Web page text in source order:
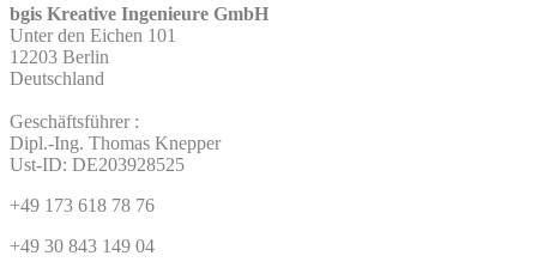
bgis Kreative Ingenieure GmbH
Unter den Eichen 101
12203 Berlin
Deutschland
Geschäftsführer :
Dipl.-Ing. Thomas Knepper
Ust-ID: DE203928525
+49 173 618 78 76
+49 30 843 149 04